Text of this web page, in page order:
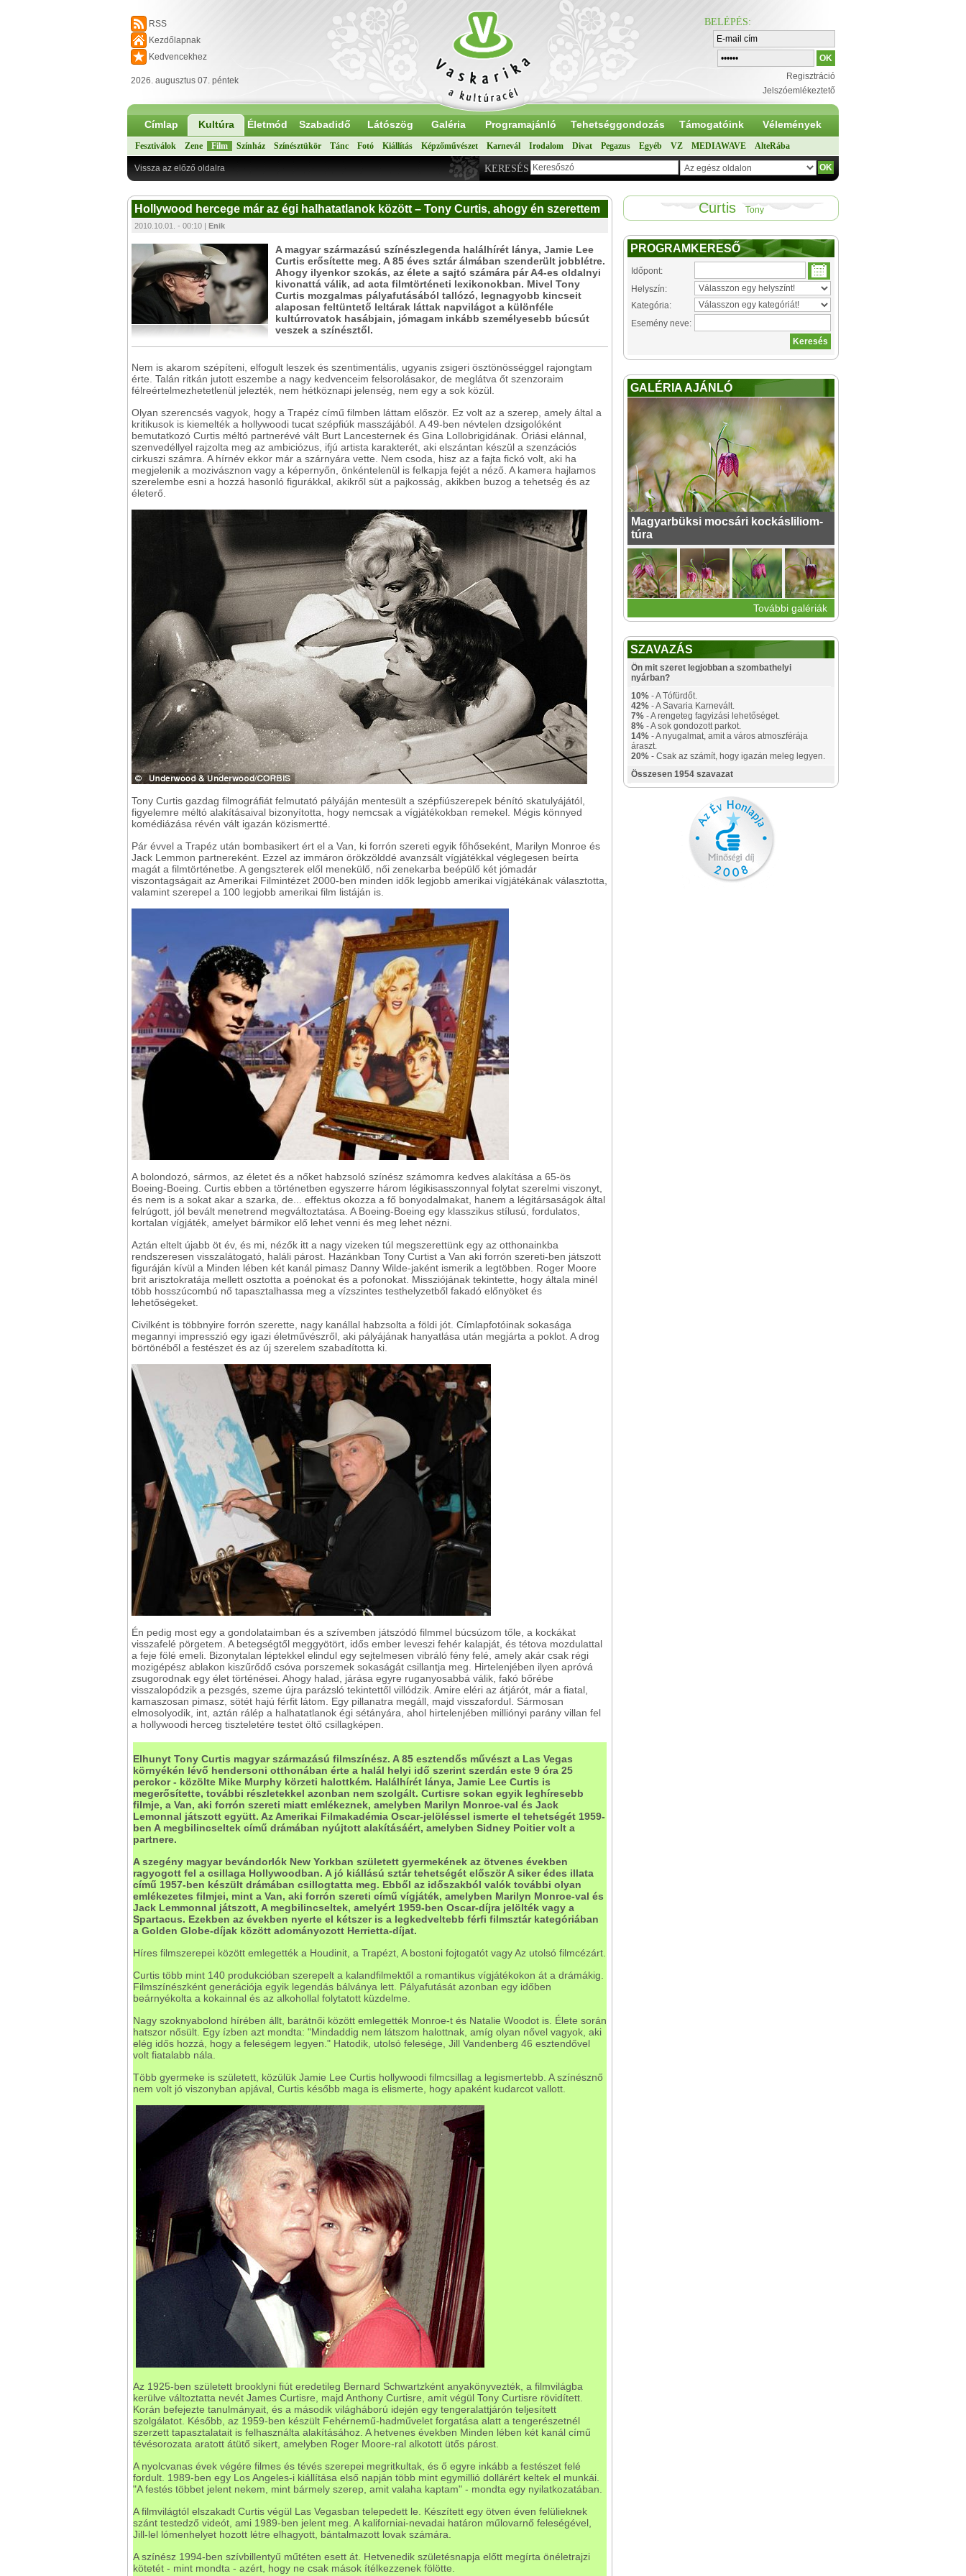
RSS
Kezdőlapnak
Kedvencekhez
2026. augusztus 07. péntek
BELÉPÉS:
Regisztráció
Jelszóemlékeztető
Címlap Kultúra Életmód Szabadidő Látószög Galéria Programajánló Tehetséggondozás Támogatóink Vélemények
Fesztiválok Zene Film Színház Színésztükör Tánc Fotó Kiállítás Képzőművészet Karnevál Irodalom Divat Pegazus Egyéb VZ MEDIAWAVE AlteRába
KERESÉS
Vissza az előző oldalra
Hollywood hercege már az égi halhatatlanok között – Tony Curtis, ahogy én szerettem
2010.10.01. - 00:10 | Enik
A magyar származású színészlegenda halálhírét lánya, Jamie Lee
Curtis erősítette meg. A 85 éves sztár álmában szenderült jobblétre.
Ahogy ilyenkor szokás, az élete a sajtó számára pár A4-es oldalnyi
kivonattá válik, ad acta filmtörténeti lexikonokban. Mivel Tony
Curtis mozgalmas pályafutásából tallózó, legnagyobb kincseit
alaposan feltüntető leltárak láttak napvilágot a különféle
kultúrrovatok hasábjain, jómagam inkább személyesebb búcsút
veszek a színésztől.
Nem is akarom szépíteni, elfogult leszek és szentimentális, ugyanis zsigeri ösztönösséggel rajongtam
érte. Talán ritkán jutott eszembe a nagy kedvenceim felsorolásakor, de meglátva őt szenzoraim
félreértelmezhetetlenül jelezték, nem hétköznapi jelenség, nem egy a sok közül.
Olyan szerencsés vagyok, hogy a Trapéz című filmben láttam először. Ez volt az a szerep, amely által a
kritikusok is kiemelték a hollywoodi tucat szépfiúk masszájából. A 49-ben névtelen dzsigolóként
bemutatkozó Curtis méltó partnerévé vált Burt Lancesternek és Gina Lollobrigidának. Óriási elánnal,
szenvedéllyel rajzolta meg az ambiciózus, ifjú artista karakterét, aki elszántan készül a szenzációs
cirkuszi számra. A hírnév ekkor már a szárnyára vette. Nem csoda, hisz az a fajta fickó volt, aki ha
megjelenik a mozivásznon vagy a képernyőn, önkéntelenül is felkapja fejét a néző. A kamera hajlamos
szerelembe esni a hozzá hasonló figurákkal, akikről süt a pajkosság, akikben buzog a tehetség és az
életerő.
Tony Curtis gazdag filmográfiát felmutató pályáján mentesült a szépfiúszerepek bénító skatulyájától,
figyelemre méltó alakításaival bizonyította, hogy nemcsak a vígjátékokban remekel. Mégis könnyed
komédiázása révén vált igazán közismertté.
Pár évvel a Trapéz után bombasikert ért el a Van, ki forrón szereti egyik főhőseként, Marilyn Monroe és
Jack Lemmon partnereként. Ezzel az immáron örökzölddé avanzsált vígjátékkal véglegesen beírta
magát a filmtörténetbe. A gengszterek elől menekülő, női zenekarba beépülő két jómadár
viszontagságait az Amerikai Filmintézet 2000-ben minden idők legjobb amerikai vígjátékának választotta,
valamint szerepel a 100 legjobb amerikai film listáján is.
A bolondozó, sármos, az életet és a nőket habzsoló színész számomra kedves alakítása a 65-ös
Boeing-Boeing. Curtis ebben a történetben egyszerre három légikisasszonnyal folytat szerelmi viszonyt,
és nem is a sokat akar a szarka, de... effektus okozza a fő bonyodalmakat, hanem a légitársaságok által
felrúgott, jól bevált menetrend megváltoztatása. A Boeing-Boeing egy klasszikus stílusú, fordulatos,
kortalan vígjáték, amelyet bármikor elő lehet venni és meg lehet nézni.
Aztán eltelt újabb öt év, és mi, nézők itt a nagy vizeken túl megszerettünk egy az otthonainkba
rendszeresen visszalátogató, haláli párost. Hazánkban Tony Curtist a Van aki forrón szereti-ben játszott
figuráján kívül a Minden lében két kanál pimasz Danny Wilde-jaként ismerik a legtöbben. Roger Moore
brit arisztokratája mellett osztotta a poénokat és a pofonokat. Missziójának tekintette, hogy általa minél
több hosszúcombú nő tapasztalhassa meg a vízszintes testhelyzetből fakadó előnyöket és
lehetőségeket.
Civilként is többnyire forrón szerette, nagy kanállal habzsolta a földi jót. Címlapfotóinak sokasága
megannyi impresszió egy igazi életművészről, aki pályájának hanyatlása után megjárta a poklot. A drog
börtönéből a festészet és az új szerelem szabadította ki.
Én pedig most egy a gondolataimban és a szívemben játszódó filmmel búcsúzom tőle, a kockákat
visszafelé pörgetem. A betegségtől meggyötört, idős ember leveszi fehér kalapját, és tétova mozdulattal
a feje fölé emeli. Bizonytalan léptekkel elindul egy sejtelmesen vibráló fény felé, amely akár csak régi
mozigépész ablakon kiszűrődő csóva porszemek sokaságát csillantja meg. Hirtelenjében ilyen apróvá
zsugorodnak egy élet történései. Ahogy halad, járása egyre ruganyosabbá válik, fakó bőrébe
visszalopódzik a pezsgés, szeme újra parázsló tekintettől villódzik. Amire eléri az átjárót, már a fiatal,
kamaszosan pimasz, sötét hajú férfit látom. Egy pillanatra megáll, majd visszafordul. Sármosan
elmosolyodik, int, aztán rálép a halhatatlanok égi sétányára, ahol hirtelenjében milliónyi parány villan fel
a hollywoodi herceg tiszteletére testet öltő csillagképen.
Elhunyt Tony Curtis magyar származású filmszínész. A 85 esztendős művészt a Las Vegas
környékén lévő hendersoni otthonában érte a halál helyi idő szerint szerdán este 9 óra 25
perckor - közölte Mike Murphy körzeti halottkém. Halálhírét lánya, Jamie Lee Curtis is
megerősítette, további részletekkel azonban nem szolgált. Curtisre sokan egyik leghíresebb
filmje, a Van, aki forrón szereti miatt emlékeznek, amelyben Marilyn Monroe-val és Jack
Lemonnal játszott együtt. Az Amerikai Filmakadémia Oscar-jelöléssel ismerte el tehetségét 1959-
ben A megbilincseltek című drámában nyújtott alakításáért, amelyben Sidney Poitier volt a
partnere.
A szegény magyar bevándorlók New Yorkban született gyermekének az ötvenes években
ragyogott fel a csillaga Hollywoodban. A jó kiállású sztár tehetségét először A siker édes illata
című 1957-ben készült drámában csillogtatta meg. Ebből az időszakból valók további olyan
emlékezetes filmjei, mint a Van, aki forrón szereti című vígjáték, amelyben Marilyn Monroe-val és
Jack Lemmonnal játszott, A megbilincseltek, amelyért 1959-ben Oscar-díjra jelölték vagy a
Spartacus. Ezekben az években nyerte el kétszer is a legkedveltebb férfi filmsztár kategóriában
a Golden Globe-díjak között adományozott Herrietta-díjat.
Híres filmszerepei között emlegették a Houdinit, a Trapézt, A bostoni fojtogatót vagy Az utolsó filmcézárt.
Curtis több mint 140 produkcióban szerepelt a kalandfilmektől a romantikus vígjátékokon át a drámákig.
Filmszínészként generációja egyik legendás bálványa lett. Pályafutását azonban egy időben
beárnyékolta a kokainnal és az alkohollal folytatott küzdelme.
Nagy szoknyabolond hírében állt, barátnői között emlegették Monroe-t és Natalie Woodot is. Élete során
hatszor nősült. Egy ízben azt mondta: "Mindaddig nem látszom halottnak, amíg olyan nővel vagyok, aki
elég idős hozzá, hogy a feleségem legyen." Hatodik, utolsó felesége, Jill Vandenberg 46 esztendővel
volt fiatalabb nála.
Több gyermeke is született, közülük Jamie Lee Curtis hollywoodi filmcsillag a legismertebb. A színésznő
nem volt jó viszonyban apjával, Curtis később maga is elismerte, hogy apaként kudarcot vallott.
Az 1925-ben született brooklyni fiút eredetileg Bernard Schwartzként anyakönyvezték, a filmvilágba
kerülve változtatta nevét James Curtisre, majd Anthony Curtisre, amit végül Tony Curtisre rövidített.
Korán befejezte tanulmányait, és a második világháború idején egy tengeralattjárón teljesített
szolgálatot. Később, az 1959-ben készült Fehérnemű-hadművelet forgatása alatt a tengerészetnél
szerzett tapasztalatait is felhasználta alakításához. A hetvenes években Minden lében két kanál című
tévésorozata aratott átütő sikert, amelyben Roger Moore-ral alkotott ütős párost.
A nyolcvanas évek végére filmes és tévés szerepei megritkultak, és ő egyre inkább a festészet felé
fordult. 1989-ben egy Los Angeles-i kiállítása első napján több mint egymillió dollárért keltek el munkái.
"A festés többet jelent nekem, mint bármely szerep, amit valaha kaptam" - mondta egy nyilatkozatában.
A filmvilágtól elszakadt Curtis végül Las Vegasban telepedett le. Készített egy ötven éven felülieknek
szánt testedző videót, ami 1989-ben jelent meg. A kaliforniai-nevadai határon műlovarnő feleségével,
Jill-lel lómenhelyet hozott létre elhagyott, bántalmazott lovak számára.
A színész 1994-ben szívbillentyű műtéten esett át. Hetvenedik születésnapja előtt megírta önéletrajzi
kötetét - mint mondta - azért, hogy ne csak mások ítélkezzenek fölötte.
Curtis Tony
PROGRAMKERESŐ
Időpont:
Helyszín:
Kategória:
Esemény neve:
GALÉRIA AJÁNLÓ
Magyarbüksi mocsári kockásliliom-
túra
További galériák
SZAVAZÁS
Ön mit szeret legjobban a szombathelyi
nyárban?
10% - A Tófürdőt.
42% - A Savaria Karnevált.
7% - A rengeteg fagyizási lehetőséget.
8% - A sok gondozott parkot.
14% - A nyugalmat, amit a város atmoszférája
áraszt.
20% - Csak az számít, hogy igazán meleg legyen.
Összesen 1954 szavazat